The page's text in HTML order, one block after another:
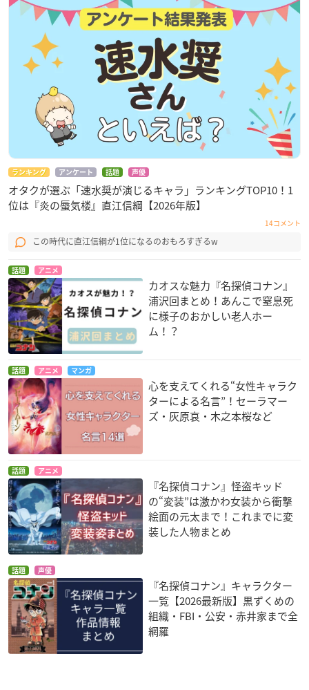
ランキング アンケート 話題 声優
オタクが選ぶ「速水奨が演じるキャラ」ランキングTOP10！1
位は『炎の蜃気楼』直江信綱【2026年版】
14コメント
この時代に直江信綱が1位になるのおもろすぎるw
話題 アニメ
カオスな魅力『名探偵コナン』
浦沢回まとめ！あんこで窒息死
に様子のおかしい老人ホー
ム！？
話題 アニメ マンガ
心を支えてくれる“女性キャラク
ターによる名言”！セーラマー
ズ・灰原哀・木之本桜など
話題 アニメ
『名探偵コナン』怪盗キッド
の“変装”は激かわ女装から衝撃
絵面の元太まで！これまでに変
装した人物まとめ
話題 声優
『名探偵コナン』キャラクター
一覧【2026最新版】黒ずくめの
組織・FBI・公安・赤井家まで全
網羅